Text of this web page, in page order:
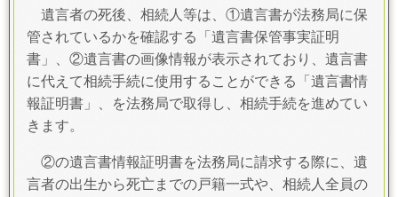
遺言者の死後、相続人等は、①遺言書が法務局に保
管されているかを確認する「遺言書保管事実証明
書」、②遺言書の画像情報が表示されており、遺言書
に代えて相続手続に使用することができる「遺言書情
報証明書」、を法務局で取得し、相続手続を進めてい
きます。
②の遺言書情報証明書を法務局に請求する際に、遺
言者の出生から死亡までの戸籍一式や、相続人全員の